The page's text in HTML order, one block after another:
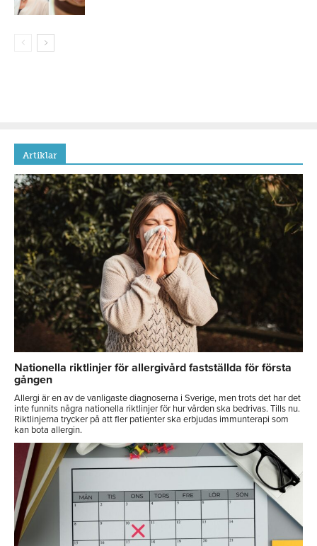
Artiklar
Nationella riktlinjer för allergivård fastställda för första
gången
Allergi är en av de vanligaste diagnoserna i Sverige, men trots det har det
inte funnits några nationella riktlinjer för hur vården ska bedrivas. Tills nu.
Riktlinjerna trycker på att fler patienter ska erbjudas immunterapi som
kan bota allergin.